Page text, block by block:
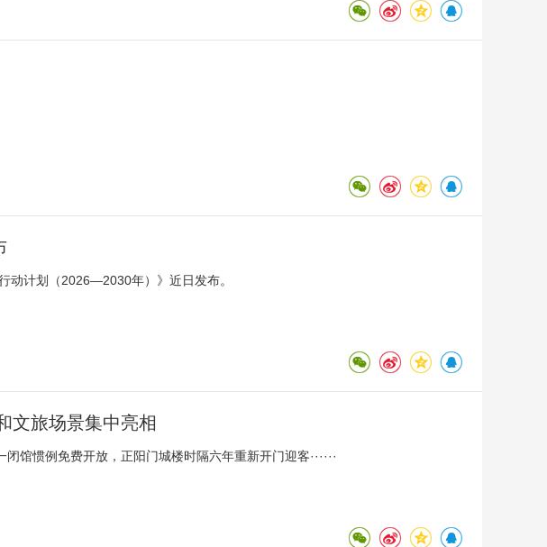
业态，为市民游客打造可逛、可玩、可购、可赏的春日文旅新体验。（总
动计划（2026—2030年）》近日发布。
文旅场景集中亮相
馆惯例免费开放，正阳门城楼时隔六年重新开门迎客······